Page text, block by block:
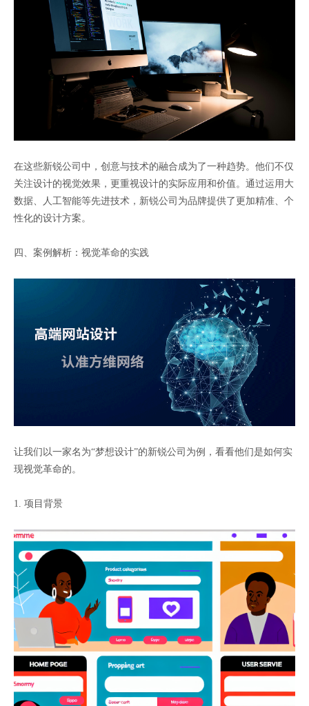
在这些新锐公司中，创意与技术的融合成为了一种趋势。他们不仅
关注设计的视觉效果，更重视设计的实际应用和价值。通过运用大
数据、人工智能等先进技术，新锐公司为品牌提供了更加精准、个
性化的设计方案。
四、案例解析：视觉革命的实践
让我们以一家名为“梦想设计”的新锐公司为例，看看他们是如何实
现视觉革命的。
1. 项目背景